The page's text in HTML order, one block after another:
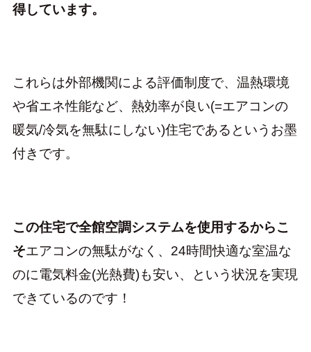
得しています。
これらは外部機関による評価制度で、温熱環境
や省エネ性能など、熱効率が良い(=エアコンの
暖気/冷気を無駄にしない)住宅であるというお墨
付きです。
この住宅で全館空調システムを使用するからこ
そエアコンの無駄がなく、24時間快適な室温な
のに電気料金(光熱費)も安い、という状況を実現
できているのです！